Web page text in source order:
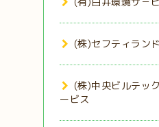
(株)セフティランド
(株)中央ビルテッ
ービス